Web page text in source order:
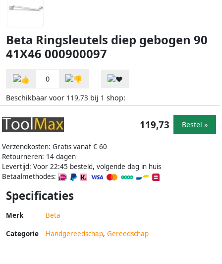
Beta Ringsleutels diep gebogen 90
41X46 000900097
0
Beschikbaar voor 119,73 bij 1 shop:
Verzendkosten: Gratis vanaf € 60
Retourneren: 14 dagen
Levertijd: Voor 22:45 besteld, volgende dag in huis
Betaalmethodes:
119,73 Bestel »
Specificaties
Merk Beta
Categorie Handgereedschap, Gereedschap